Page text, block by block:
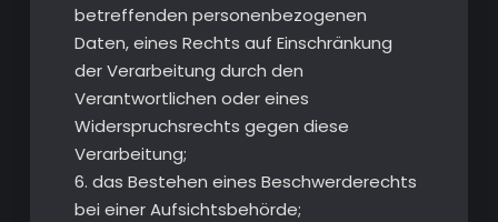
betreffenden personenbezogenen
Daten, eines Rechts auf Einschränkung
der Verarbeitung durch den
Verantwortlichen oder eines
Widerspruchsrechts gegen diese
Verarbeitung;
6. das Bestehen eines Beschwerderechts
bei einer Aufsichtsbehörde;